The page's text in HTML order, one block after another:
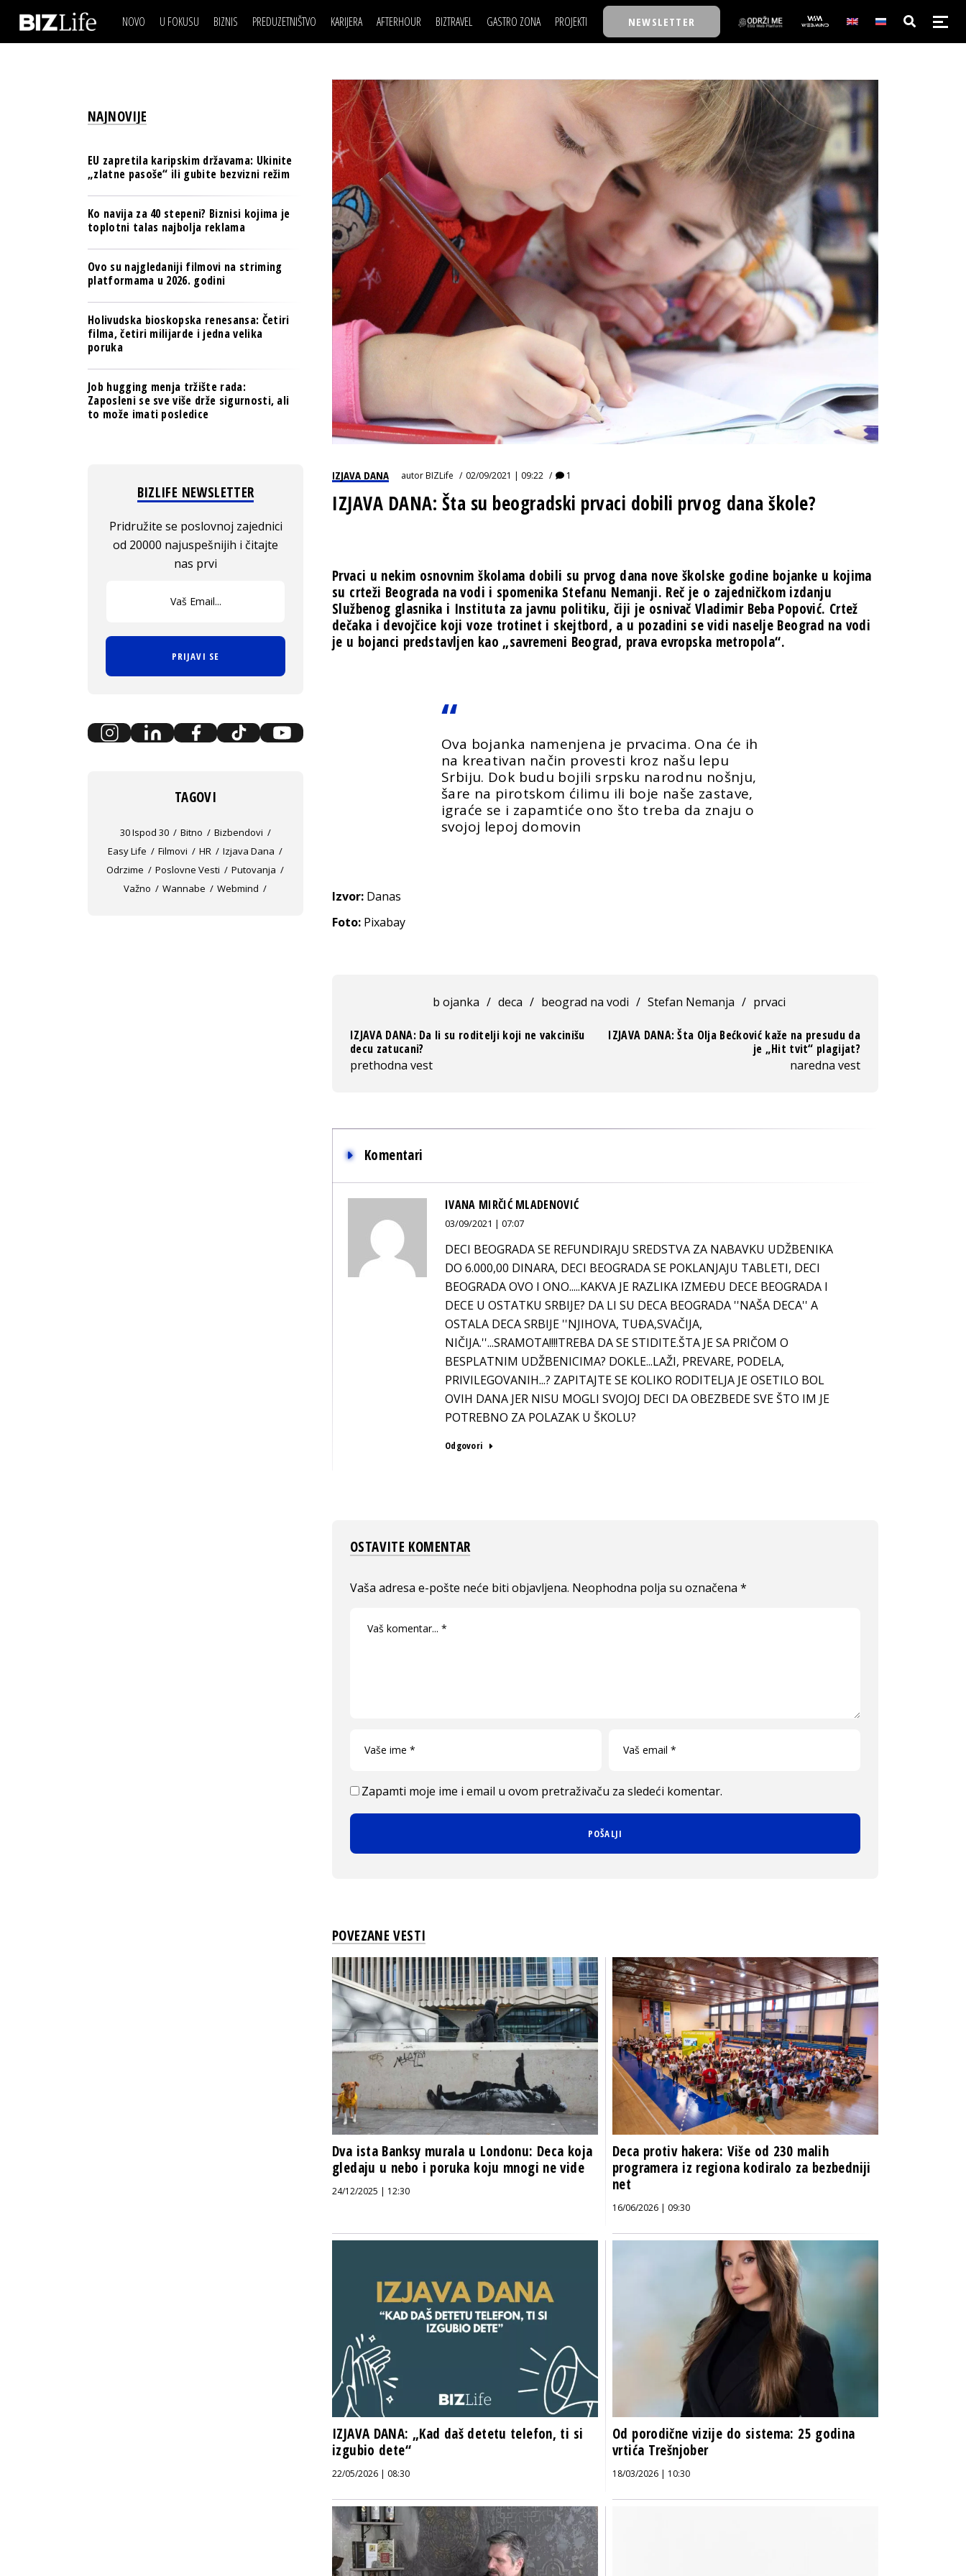
NOVO U FOKUSU BIZNIS
BREND I KOMUNIKACIJE
BANKE
OSIGURANJE
TECH I AI
BIZNIS & SPORT
PULS REGIONA
NOVO NA RAFU
PREDUZETNIŠTVO KARIJERA
LJUDI (HR)
MOJ UGAO
USAVRŠAVANJE
KNOW-HOW
AFTERHOUR
KNJIGE
AUTO SVET
STIL
WELLBEING
BIZTRAVEL GASTRO ZONA PROJEKTI
TASTY TALKS
30 ISPOD 30
BACK TO OFFICE/SCHOOL
BIZBENDOVI
BIZKOLEGIJUM
BMW BIZNIS LIGA
BIZLIFE WEEK
IZJAVA GODINE
NEWSLETTER
IZJAVA DANABIZNIS SCENA
BREND I KOMUNIKACIJE
OSIGURANJE
TECH I AI
PULS REGIONA
POSAO
MOJ UGAO
USAVRŠAVANJE
KNOW-HOW
FILM I SCENA
AUTO SVET
STIL
WELLBEING
NAJKOLEGA
30 ISPOD 30
BACK TO OFFICE/SCHOOL
BIZBENDOVI
BIZKOLEGIJUM
BMW BIZNIS LIGA
BIZLIFE WEEK
IZJAVA GODINE
IZJAVA DANA autorBIZLife 02/09/2021 | 09:22 1
IZJAVA DANA: Šta su beogradski prvaci dobili prvog dana škole?
Prvaci u nekim osnovnim školama dobili su prvog dana nove školske godine bojanke u kojima
su crteži Beograda na vodi i spomenika Stefanu Nemanji. Reč je o zajedničkom izdanju
Službenog glasnika i Instituta za javnu politiku, čiji je osnivač Vladimir Beba Popović. Crtež
dečaka i devojčice koji voze trotinet i skejtbord, a u pozadini se vidi naselje Beograd na vodi
je u bojanci predstavljen kao „savremeni Beograd, prava evropska metropola“.
Ova bojanka namenjena je prvacima. Ona će ih
na kreativan način provesti kroz našu lepu
Srbiju. Dok budu bojili srpsku narodnu nošnju,
šare na pirotskom ćilimu ili boje naše zastave,
igraće se i zapamtiće ono što treba da znaju o
svojoj lepoj domovin
Izvor: Danas
Foto: Pixabay
b ojanka / deca / beograd na vodi / Stefan Nemanja / prvaci
IZJAVA DANA: Da li su roditelji koji ne vakcinišu
decu zatucani?
prethodna vest
IZJAVA DANA: Šta Olja Bećković kaže na presudu da
je „Hit tvit“ plagijat?
naredna vest
Komentari
IVANA MIRČIĆ MLADENOVIĆ
03/09/2021 | 07:07
DECI BEOGRADA SE REFUNDIRAJU SREDSTVA ZA NABAVKU UDŽBENIKA
DO 6.000,00 DINARA, DECI BEOGRADA SE POKLANJAJU TABLETI, DECI
BEOGRADA OVO I ONO.....KAKVA JE RAZLIKA IZMEĐU DECE BEOGRADA I
DECE U OSTATKU SRBIJE? DA LI SU DECA BEOGRADA ''NAŠA DECA'' A
OSTALA DECA SRBIJE ''NJIHOVA, TUĐA,SVAČIJA,
NIČIJA.''...SRAMOTA!!!!TREBA DA SE STIDITE.ŠTA JE SA PRIČOM O
BESPLATNIM UDŽBENICIMA? DOKLE...LAŽI, PREVARE, PODELA,
PRIVILEGOVANIH...? ZAPITAJTE SE KOLIKO RODITELJA JE OSETILO BOL
OVIH DANA JER NISU MOGLI SVOJOJ DECI DA OBEZBEDE SVE ŠTO IM JE
POTREBNO ZA POLAZAK U ŠKOLU?
Odgovori
OSTAVITE KOMENTAR
Vaša adresa e-pošte neće biti objavljena. Neophodna polja su označena *
Zapamti moje ime i email u ovom pretraživaču za sledeći komentar.
POVEZANE VESTI
Dva ista Banksy murala u Londonu: Deca koja
gledaju u nebo i poruka koju mnogi ne vide
24/12/2025 | 12:30
Deca protiv hakera: Više od 230 malih
programera iz regiona kodiralo za bezbedniji
net
16/06/2026 | 09:30
IZJAVA DANA: „Kad daš detetu telefon, ti si
izgubio dete“
22/05/2026 | 08:30
Od porodične vizije do sistema: 25 godina
vrtića Trešnjober
18/03/2026 | 10:30
NAJNOVIJE
EU zapretila karipskim državama: Ukinite
„zlatne pasoše“ ili gubite bezvizni režim
Ko navija za 40 stepeni? Biznisi kojima je
toplotni talas najbolja reklama
Ovo su najgledaniji filmovi na striming
platformama u 2026. godini
Holivudska bioskopska renesansa: Četiri
filma, četiri milijarde i jedna velika
poruka
Job hugging menja tržište rada:
Zaposleni se sve više drže sigurnosti, ali
to može imati posledice
BIZLIFE NEWSLETTER
Pridružite se poslovnoj zajednici
od 20000 najuspešnijih i čitajte
nas prvi
PRIJAVI SE
TAGOVI
30 Ispod 30 Bitno
Bizbendovi
Easy Life
Filmovi HR
Izjava Dana
Odrzime
Poslovne Vesti
Putovanja
Važno
Wannabe Webmind